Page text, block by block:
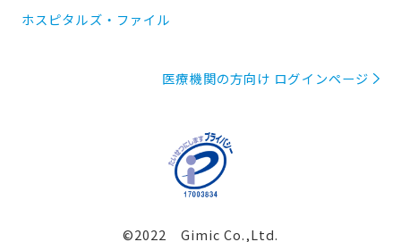
ホスピタルズ・ファイル
医療機関の方向け ログインページ
©2022 Gimic Co.,Ltd.